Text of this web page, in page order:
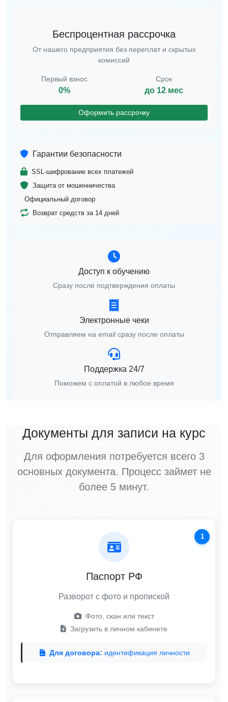
Беспроцентная рассрочка
От нашего предприятия без переплат и скрытых
комиссий
Первый взнос
0%
Срок
до 12 мес
Оформить рассрочку
Гарантии безопасности
SSL-шифрование всех платежей
Защита от мошенничества
Официальный договор
Возврат средств за 14 дней
Доступ к обучению
Сразу после подтверждения оплаты
Электронные чеки
Отправляем на email сразу после оплаты
Поддержка 24/7
Поможем с оплатой в любое время
Документы для записи на курс
Для оформления потребуется всего 3
основных документа. Процесс займет не
более 5 минут.
1
Паспорт РФ
Разворот с фото и пропиской
Фото, скан или текст
Загрузить в личном кабинете
Для договора: идентификация личности